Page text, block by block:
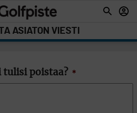
ASIATON VIESTI
tulisi poistaa? *